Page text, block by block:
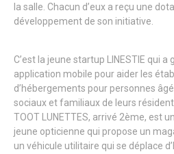
la salle. Chacun d’eux a reçu une
développement de son initiative.
C’est la jeune startup LINESTIE qui
application mobile pour aider les
d’hébergements pour personnes
sociaux et familiaux de leurs
TOOT LUNETTES, arrivé 2ème, est
jeune opticienne qui propose un
un véhicule utilitaire qui se déplace